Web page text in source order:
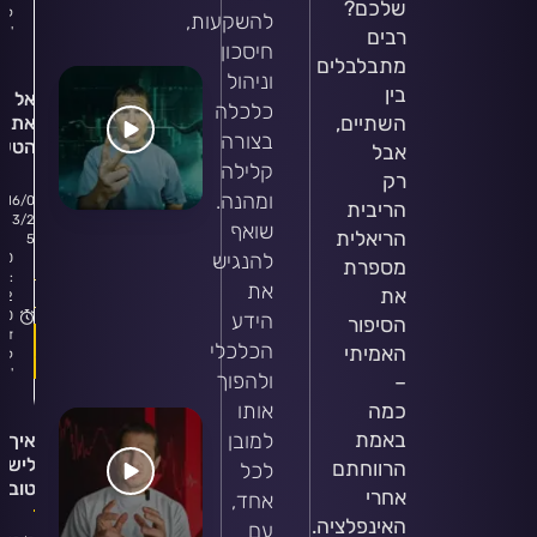
שלכם?
רבים
מתבלבלים
בין
השתיים,
אבל
רק
הריבית
הריאלית
מספרת
את
הסיפור
האמיתי
–
כמה
באמת
הרווחתם
אחרי
האינפלציה.
להשקעות,
חיסכון
וניהול
כלכלה
בצורה
קלילה
ומהנה.
שואף
להנגיש
את
הידע
הכלכלי
ולהפוך
אותו
למובן
לכל
אחד,
עם
ק
'
אל
16/0
3/2
5
0
:
2
0
ד
ק
'
איך
טוב
גם
0